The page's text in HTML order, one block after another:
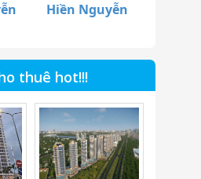
Hiền Nguyễn
thuê hot!!!